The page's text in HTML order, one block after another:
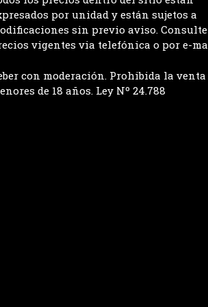
por unidad y están sujetos a
sin previo aviso. Consulte
vigentes via telefónica o por e-
con moderación. Prohibida la venta
de 18 años. Ley Nº 24.788